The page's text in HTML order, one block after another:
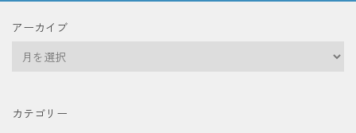
アーカイブ
イ
カテゴリー